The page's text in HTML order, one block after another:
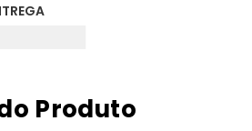
Produto